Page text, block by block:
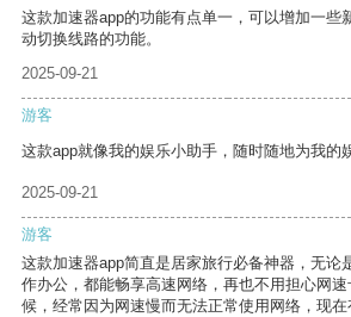
这款加速器app的功能有点单一，可以增加一些
动切换线路的功能。
2025-09-21
游客
这款app就像我的娱乐小助手，随时随地为我的
2025-09-21
游客
这款加速器app简直是居家旅行必备神器，无论
作办公，都能畅享高速网络，再也不用担心网
候，经常因为网速慢而无法正常使用网络，现